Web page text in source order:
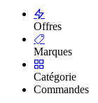
Offres
Marques
Catégorie
Commandes